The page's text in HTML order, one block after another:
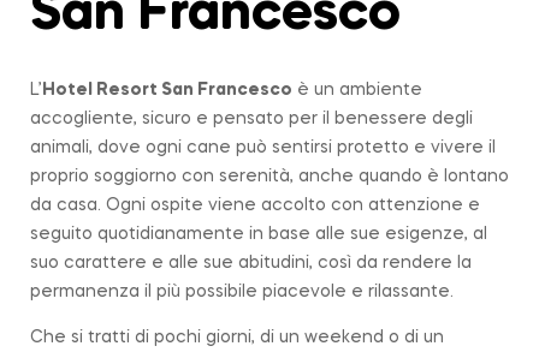
San Francesco
L’ Hotel Resort San Francesco è un ambiente
accogliente, sicuro e pensato per il benessere degli
animali, dove ogni cane può sentirsi protetto e vivere il
proprio soggiorno con serenità, anche quando è lontano
da casa. Ogni ospite viene accolto con attenzione e
seguito quotidianamente in base alle sue esigenze, al
suo carattere e alle sue abitudini, così da rendere la
permanenza il più possibile piacevole e rilassante.
Che si tratti di pochi giorni, di un weekend o di un